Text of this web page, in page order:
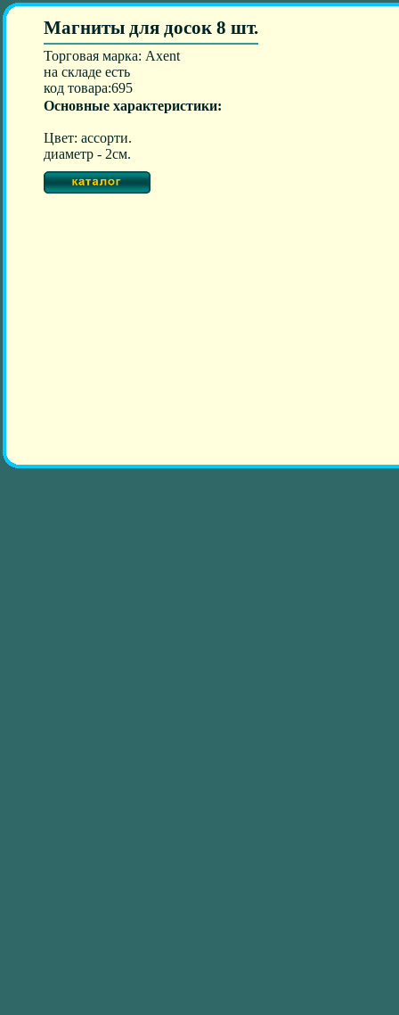
Магниты для досок 8 шт.
Торговая марка: Axent
на складе есть
код товара:695
Основные характеристики:
Цвет: ассорти.
диаметр - 2см.